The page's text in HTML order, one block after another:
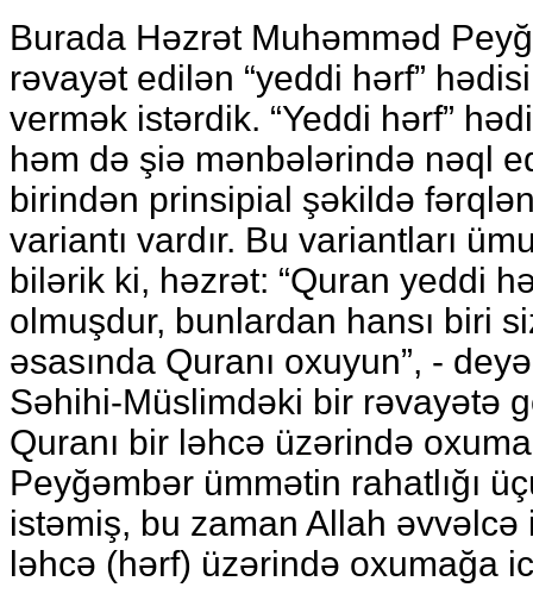
Burada Həzrət Muhəmməd
rəvayət edilən “yeddi hərf”
vermək istərdik. “Yeddi hərf”
həm də şiə mənbələrində nəql
birindən prinsipial şəkildə
variantı vardır. Bu variantları
bilərik ki, həzrət: “Quran yeddi
olmuşdur, bunlardan hansı biri
əsasında Quranı oxuyun”, -
Səhihi-Müslimdəki bir rəvayətə
Quranı bir ləhcə üzərində
Peyğəmbər ümmətin rahatlığı
istəmiş, bu zaman Allah
ləhcə (hərf) üzərində oxumağa